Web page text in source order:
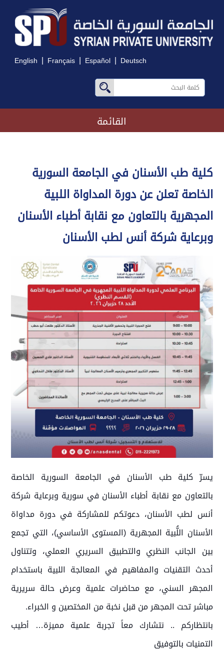
English | Français | Español | Deutsch
القائمة
كلية طب الأسنان في الجامعة السورية
الخاصة تعلن عن دورة المداواة اللبية
المجهرية بالتعاون مع نقابة أطباء الأسنان
وبرعاية شركة أنس لطب الأسنان
يسرّ كلية طب الأسنان في الجامعة السورية الخاصة
بالتعاون مع نقابة أطباء الأسنان في سورية وبرعاية شركة
أنس لطب الأسنان، دعوتكم للمشاركة في دورة مداواة
الأسنان اللُّبية المجهرية (المستوى الأساسي)، التي تجمع
بين الجانب النظري والتطبيق السريري العملي، وتتناول
أحدث التقنيات والمفاهيم في المعالجة اللبية باستخدام
المجهر السني، مع محاضرات علمية وعرض حالة سريرية
مباشر تحت المجهر من قبل نخبة من المختصين و الخبراء.
بانتظاركم .. نتشارك معاً تجربة علمية مميزة… أطيب
التمنيات بالتوفيق